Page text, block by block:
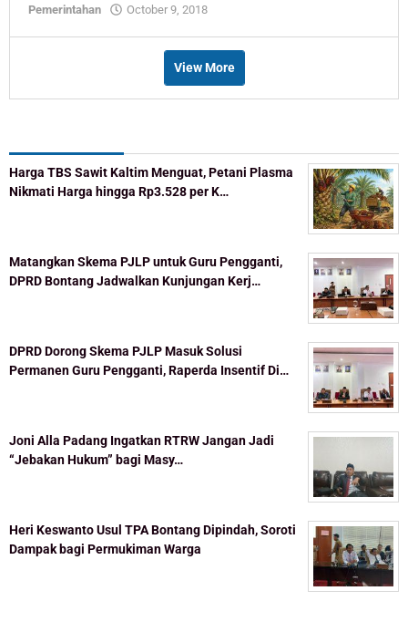
Pemerintahan
October 9, 2018
View More
Harga TBS Sawit Kaltim Menguat, Petani Plasma
Nikmati Harga hingga Rp3.528 per K…
Matangkan Skema PJLP untuk Guru Pengganti,
DPRD Bontang Jadwalkan Kunjungan Kerj…
DPRD Dorong Skema PJLP Masuk Solusi
Permanen Guru Pengganti, Raperda Insentif Di…
Joni Alla Padang Ingatkan RTRW Jangan Jadi
“Jebakan Hukum” bagi Masy…
Heri Keswanto Usul TPA Bontang Dipindah, Soroti
Dampak bagi Permukiman Warga